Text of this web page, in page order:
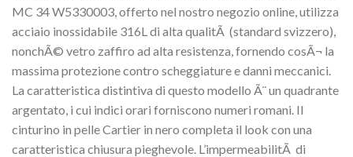
MC 34 W5330003, offerto nel nostro negozio online, utilizza
acciaio inossidabile 316L di alta qualitÃ (standard svizzero),
nonchÃ© vetro zaffiro ad alta resistenza, fornendo cosÃ¬ la
massima protezione contro scheggiature e danni meccanici.
La caratteristica distintiva di questo modello Ã¨ un quadrante
argentato, i cui indici orari forniscono numeri romani. Il
cinturino in pelle Cartier in nero completa il look con una
caratteristica chiusura pieghevole. L’impermeabilitÃ di